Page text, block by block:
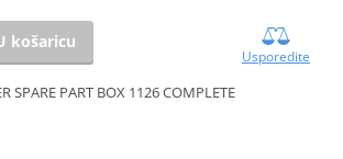
košaricu
Usporedite
SPARE PART BOX 1126 COMPLETE